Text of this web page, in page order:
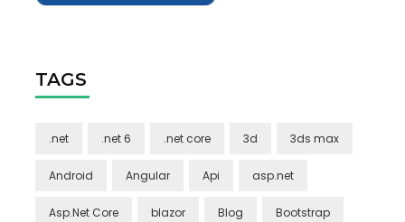
TAGS
.net .net 6 .net core 3d 3ds max
Android Angular Api asp.net
Asp.Net Core blazor Blog Bootstrap